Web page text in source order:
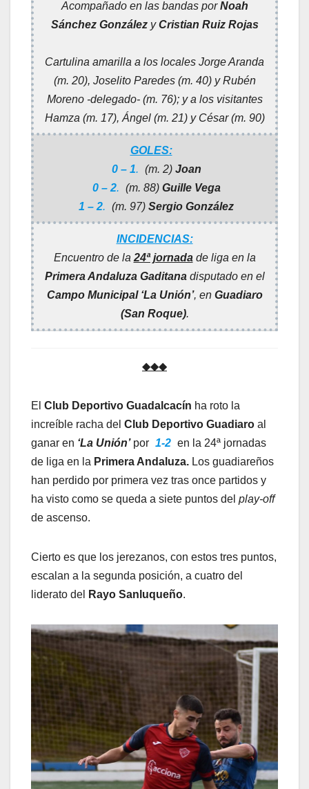
Acompañado en las bandas porNoah
Sánchez GonzálezyCristian Ruiz Rojas
Cartulina amarilla a los locales Jorge Aranda
(m. 20), Joselito Paredes (m. 40) y Rubén
Moreno -delegado- (m. 76); y a los visitantes
Hamza (m. 17), Ángel (m. 21) y César (m. 90)
GOLES:
0 – 1. (m. 2) Joan
0 – 2. (m. 88) Guille Vega
1 – 2. (m. 97) Sergio González
INCIDENCIAS:
Encuentro de la 24ª jornadade liga en la
Primera Andaluza Gaditanadisputado en el
Campo Municipal ‘La Unión’, en Guadiaro
(San Roque).
◆◆◆
El Club Deportivo Guadalcacín ha roto la
increíble racha del Club Deportivo Guadiaro al
ganar en ‘La Unión’por 1-2 en la 24ª jornadas
de liga en la Primera Andaluza. Los guadiareños
han perdido por primera vez tras once partidos y
ha visto como se queda a siete puntos del play-off
de ascenso.
Cierto es que los jerezanos, con estos tres puntos,
escalan a la segunda posición, a cuatro del
liderato del
Rayo Sanluqueño.